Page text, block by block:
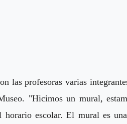
las profesoras varias
"Hicimos un mural,
escolar. El mural es